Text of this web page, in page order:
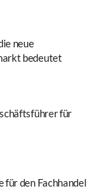
neue
bedeutet
für
für den Fachhandel